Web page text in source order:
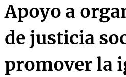
Apoyo a
de justicia
promover la